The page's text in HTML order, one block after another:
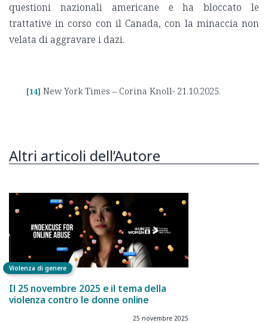
questioni nazionali americane e ha bloccato le
trattative in corso con il Canada, con la minaccia non
velata di aggravare i dazi.
[14] New York Times – Corina Knoll- 21.10.2025.
Altri articoli dell’Autore
Violenza di genere
Il 25 novembre 2025 e il tema della
violenza contro le donne online
25 novembre 2025